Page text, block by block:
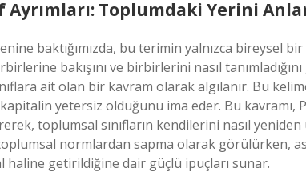
Ayrımları: Toplumdaki Yerini
baktığımızda, bu terimin yalnızca bireysel
bakışını ve birbirlerini nasıl
ait olan bir kavram olarak algılanır. Bu
yetersiz olduğunu ima eder. Bu kavramı,
toplumsal sınıfların kendilerini nasıl
normlardan sapma olarak görülürken,
haline getirildiğine dair güçlü ipuçları sunar.